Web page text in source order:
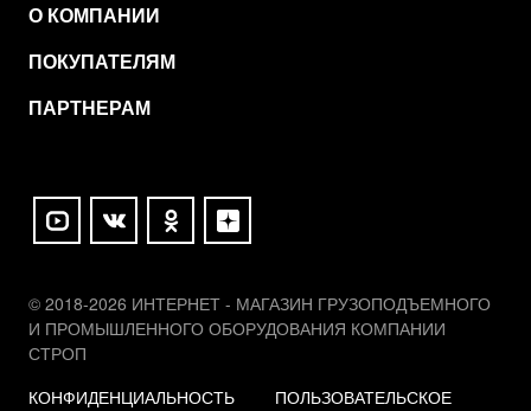
О КОМПАНИИ
ПОКУПАТЕЛЯМ
ПАРТНЕРАМ
© 2018-2026 ИНТЕРНЕТ - МАГАЗИН ГРУЗОПОДЪЕМНОГО
И ПРОМЫШЛЕННОГО ОБОРУДОВАНИЯ КОМПАНИИ
СТРОП
КОНФИДЕНЦИАЛЬНОСТЬ
ПОЛЬЗОВАТЕЛЬСКОЕ